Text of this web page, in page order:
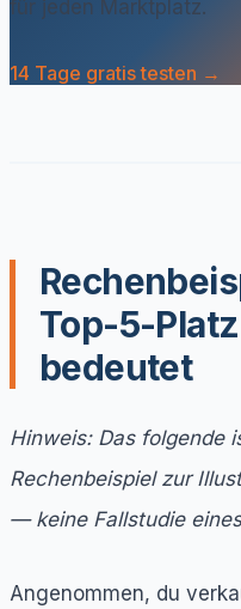
für jeden Marktplatz.
14 Tage gratis testen →
Top-5-
bedeutet
Hinweis: Das folgende
Rechenbeispiel zur
— keine Fallstudie
Angenommen, du